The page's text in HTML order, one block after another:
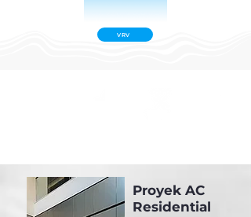
VRV
Proyek AC
Residential